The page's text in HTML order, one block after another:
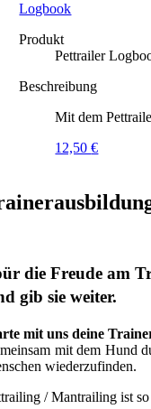
Logbook
Produkt
Pettrailer
Beschreibung
Mit dem
12,50€
die Freude am
gib sie weiter.
mit uns deine
mit dem Hund
wiederzufinden.
/ Mantrailing ist